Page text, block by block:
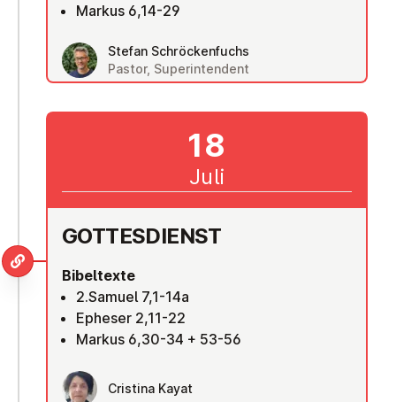
Markus 6,14-29
Stefan Schröckenfuchs
Pastor, Superintendent
GOT­TES­DIENST
Bibeltexte
2.Samuel 7,1-14a
Epheser 2,11-22
Markus 6,30-34 + 53-56
Cristina Kayat
18
Juli